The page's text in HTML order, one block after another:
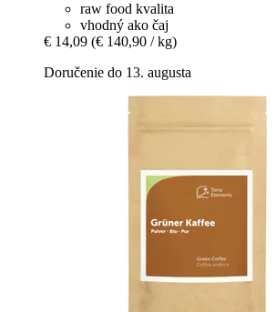
raw food kvalita
vhodný ako čaj
€ 14,09 (€ 140,90 / kg)
Doručenie do 13. augusta